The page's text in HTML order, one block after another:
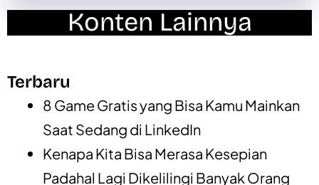
Konten Lainnya
Terbaru
8 Game Gratis yang Bisa Kamu Mainkan
Saat Sedang di LinkedIn
Kenapa Kita Bisa Merasa Kesepian
Padahal Lagi Dikelilingi Banyak Orang